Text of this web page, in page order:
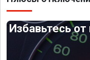
Избавьтесь